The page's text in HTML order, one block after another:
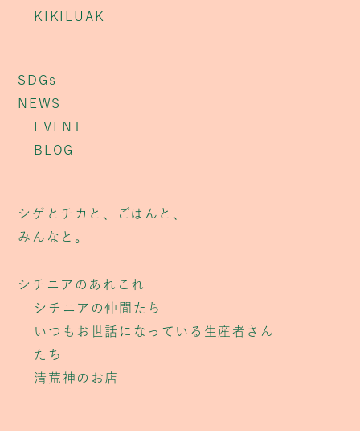
KIKILUAK
SDGs
NEWS
EVENT
BLOG
シゲとチカと、ごはんと、
みんなと。
シチニアのあれこれ
シチニアの仲間たち
いつもお世話になっている生産者さん
たち
清荒神のお店